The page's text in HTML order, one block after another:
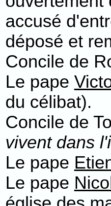
accusé
déposé et
Concile de
Le pape
du célibat).
Concile de
vivent dans
Le pape
Le pape